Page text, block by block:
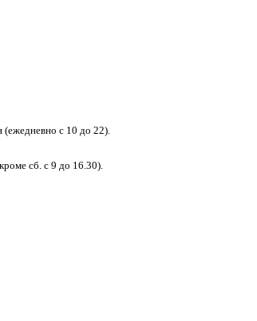
(ежедневно с 10 до 22).
сб. с 9 до 16.30).